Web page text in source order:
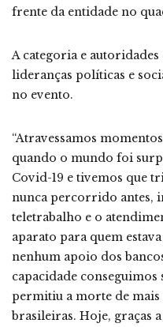
frente da entidade no
A categoria e
lideranças políticas e
no evento.
“Atravessamos
quando o mundo foi
Covid-19 e tivemos que
nunca percorrido antes,
teletrabalho e o
aparato para quem
nenhum apoio dos
capacidade
permitiu a morte de
brasileiras. Hoje, graças